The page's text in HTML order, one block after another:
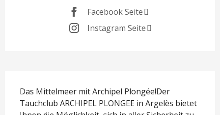
Facebook Seite
Instagram Seite
Das Mittelmeer mit Archipel Plongée!Der
Tauchclub ARCHIPEL PLONGEE in Argelès bietet